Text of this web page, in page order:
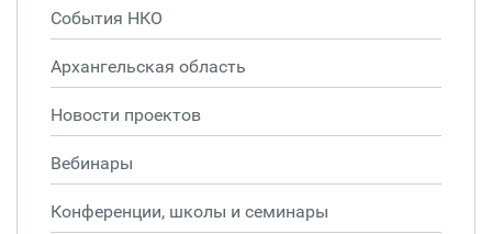
События НКО
Архангельская область
Новости проектов
Вебинары
Конференции, школы и семинары